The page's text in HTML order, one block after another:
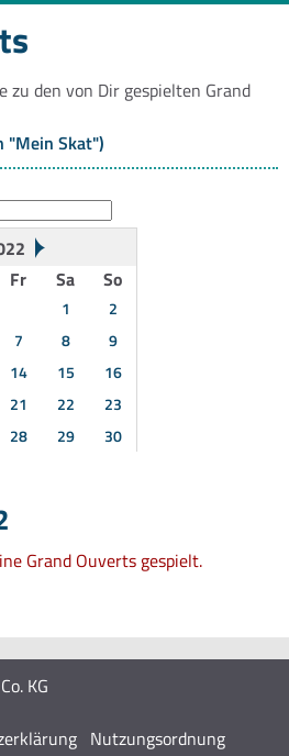
zu den von Dir gespielten Grand
"Mein Skat")
Fr Sa So
1
2
7 8
9
14 15
16
21 22
23
28 29
30
Grand Ouverts gespielt.
KG
Nutzungsordnung